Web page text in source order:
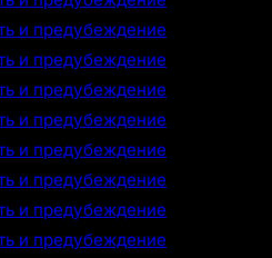
и предубеждение
и предубеждение
и предубеждение
и предубеждение
и предубеждение
и предубеждение
и предубеждение
и предубеждение